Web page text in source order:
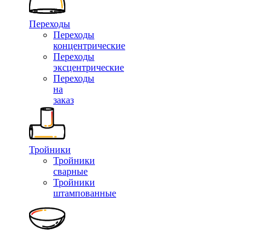
Переходы
Переходы
концентрические
Переходы
эксцентрические
Переходы
на
заказ
Тройники
Тройники
сварные
Тройники
штампованные